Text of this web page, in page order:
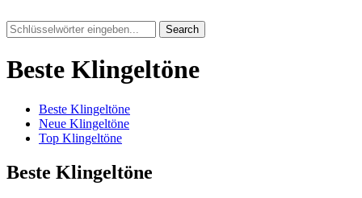
Search
Beste Klingeltöne
Beste Klingeltöne
Neue Klingeltöne
Top Klingeltöne
Beste Klingeltöne